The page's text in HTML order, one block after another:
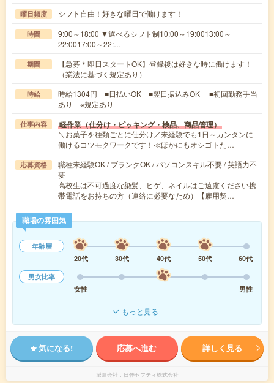
曜日頻度 シフト自由！好きな曜日で働けます！
時間
9:00～18:00 ▼選べるシフト制10:00～19:0013:00～
22:0017:00～22:…
期間
【急募＊即日スタートOK】登録後は好きな時に働けます！
（業法に基づく規定あり）
時給
時給1304円 ■日払いOK ■翌日振込みOK ■初回勤務手当
あり ※規定あり
仕事内容 軽作業（仕分け・ピッキング・検品、商品管理）
＼お菓子を種類ごとに仕分け／未経験でも1日～カンタンに
働けるコツモクワークです！≪ほかにもオシゴトた…
応募資格
職種未経験OK / ブランクOK / パソコンスキル不要 / 英語力不
要
高校生は不可過度な染髪、ヒゲ、ネイルはご遠慮ください携
帯電話をお持ちの方（連絡に必要なため）【雇用契…
職場の雰囲気
年齢層
20代
30代 40代 50代
60代
男女比率
女性
男性
もっと見る
気になる! 応募へ進む 詳しく見る
派遣会社 日伸セフティ株式会社